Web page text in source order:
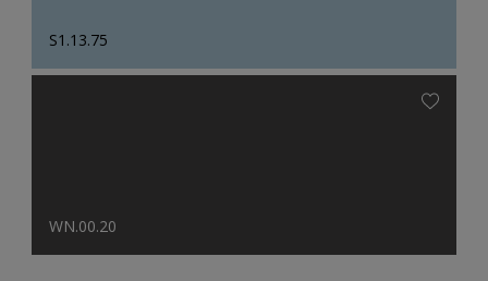
S1.13.75
WN.00.20